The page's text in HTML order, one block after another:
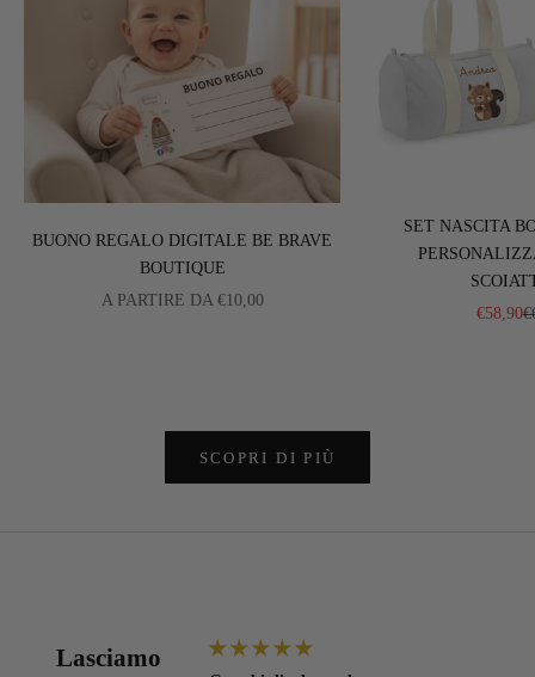
BUONO REGALO DIGITALE BE BRAVE
BOUTIQUE
PREZZO SCONTATO
A PARTIRE DA €10,00
SET NASCITA
€58,90
SCOPRI DI PIÙ
Lasciamo